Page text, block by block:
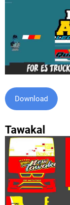
Download
Tawakal